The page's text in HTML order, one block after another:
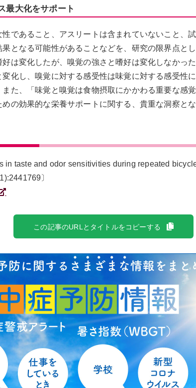
最大化をサポート
であること、アスリートは含まれていないこと、
となる可能性があることなどを、研究の限界点と
は変化したが、嗅覚の強さと嗜好は変化しなかっ
化し、嗅覚に対する感受性は味覚に対する感受性
た、「味覚と嗅覚は食物摂取にかかわる重要な感
の効果的な栄養サポートに関する、貴重な洞察と
in taste and odor sensitivities during repeated
〕
この記事のURLとタイトルをコピーする